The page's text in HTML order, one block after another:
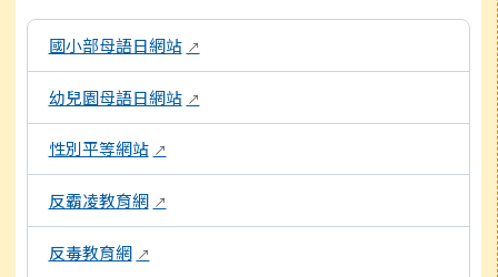
以下為校內各專題網站連結，點擊後將另開新視窗開啟網頁。
國小部母語日網站 ↗
幼兒園母語日網站 ↗
性別平等網站 ↗
反霸凌教育網 ↗
反毒教育網 ↗